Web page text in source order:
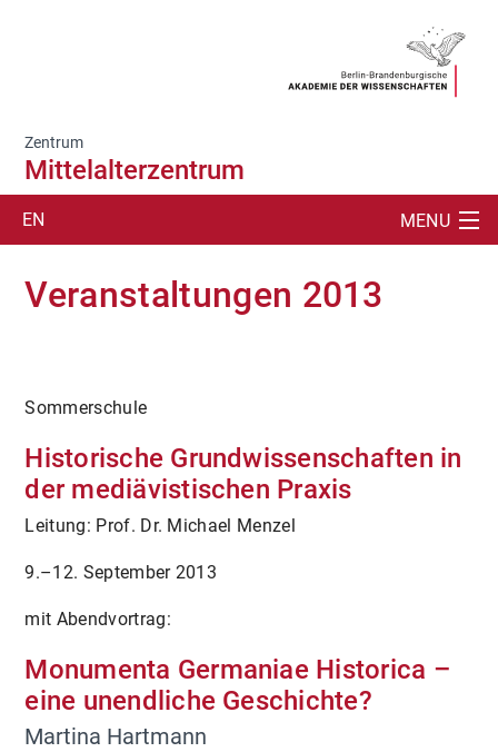
Zentrum
Mittelalterzentrum
MENU
EN
PUBLIKATIONEN
Veranstaltungen 2013
Sommerschule
Historische Grundwissenschaften in
der mediävistischen Praxis
Leitung: Prof. Dr. Michael Menzel
9.–12. September 2013
mit Abendvortrag:
Monumenta Germaniae Historica –
eine unendliche Geschichte?
Martina Hartmann